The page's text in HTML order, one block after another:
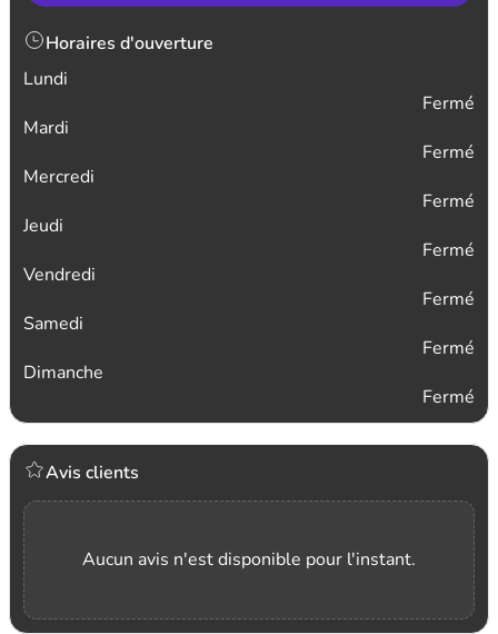
Horaires d'ouverture
Lundi
Fermé
Mardi
Fermé
Mercredi
Fermé
Jeudi
Fermé
Vendredi
Fermé
Samedi
Fermé
Dimanche
Fermé
Avis clients
Aucun avis n'est disponible pour l'instant.